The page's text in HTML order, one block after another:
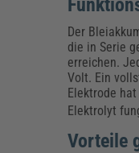
Zoll & Export
Der
die in Serie
erreichen.
Volt. Ein
Elektrode
Elektrolyt
Vorteile